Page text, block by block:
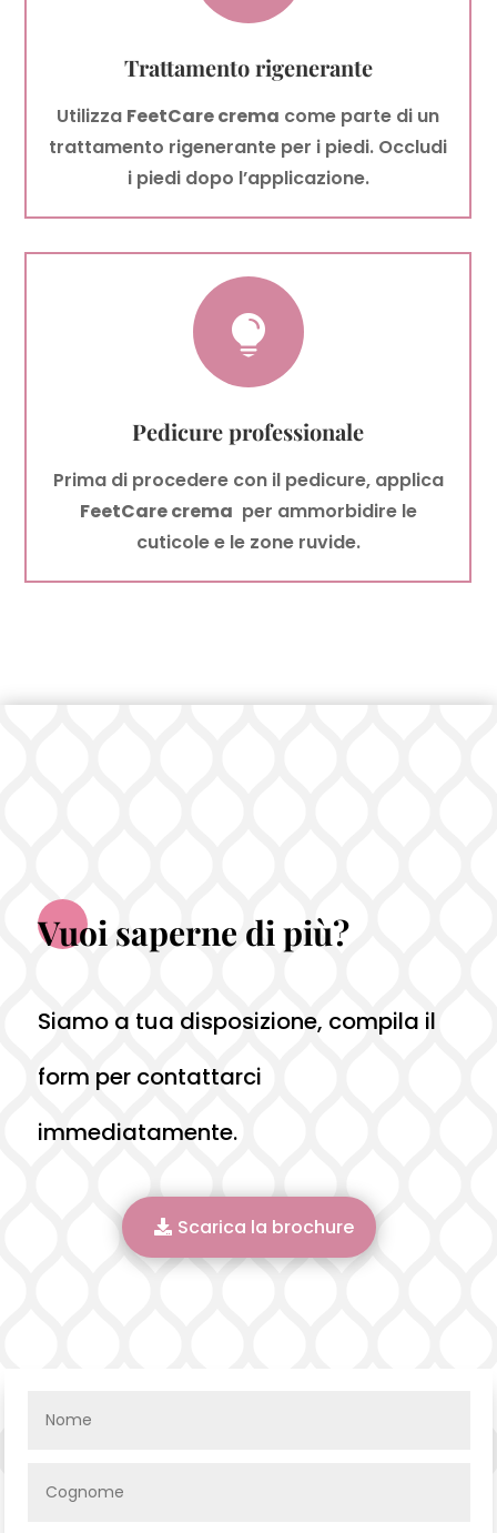
Trattamento rigenerante
Utilizza FeetCare crema come parte di un
trattamento rigenerante per i piedi. Occludi
i piedi dopo l’applicazione.

Pedicure professionale
Prima di procedere con il pedicure, applica
FeetCare crema per ammorbidire le
cuticole e le zone ruvide.
Vuoi saperne di più?
Siamo a tua disposizione, compila il
form per contattarci
immediatamente.
Scarica la brochure